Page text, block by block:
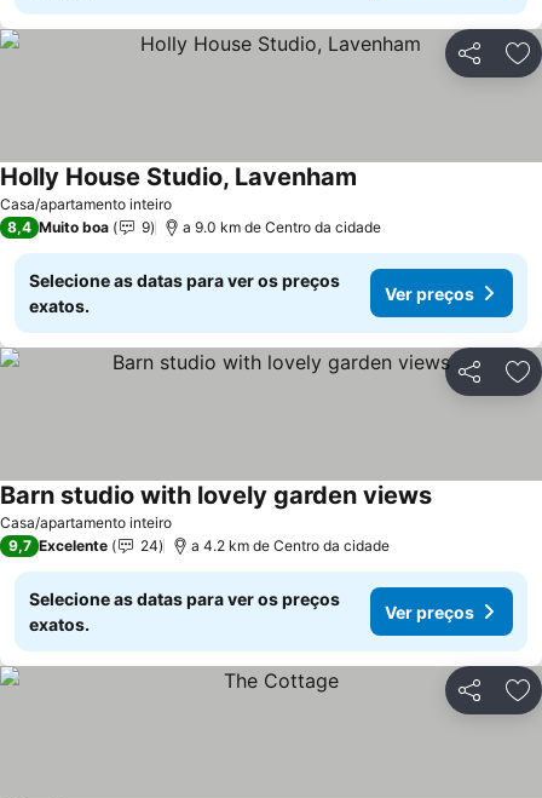
Partilhar
Casa/apartamento inteiro
Holly House Studio, Lavenham
8,4 Muito boa 9 a 9.0 km de Centro da cidade
Selecione as datas para ver os preços
exatos.
Ver preços
Partilhar
Casa/apartamento inteiro
Barn studio with lovely garden viewsVer preços
9,7 Excelente 24 a 4.2 km de Centro da cidade
Selecione as datas para ver os preços
exatos.
Ver preços
Partilhar